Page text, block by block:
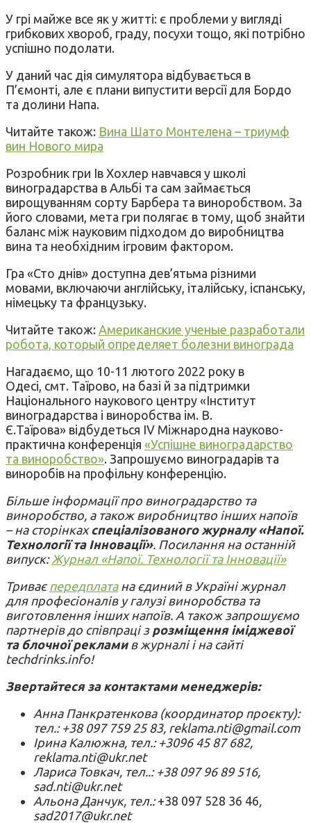
У грі майже все як у житті: є проблеми у вигляді
грибкових хвороб, граду, посухи тощо, які потрібно
успішно подолати.
У даний час дія симулятора відбувається в
П’ємонті, але є плани випустити версії для Бордо
та долини Напа.
Читайте також: Вина Шато Монтелена – триумф
вин Нового мира
Розробник гри Ів Хохлер навчався у школі
виноградарства в Альбі та сам займається
вирощуванням сорту Барбера та виноробством. За
його словами, мета гри полягає в тому, щоб знайти
баланс між науковим підходом до виробництва
вина та необхідним ігровим фактором.
Гра «Сто днів» доступна дев’ятьма різними
мовами, включаючи англійську, італійську, іспанську,
німецьку та французьку.
Читайте також: Американские ученые разработали
робота, который определяет болезни винограда
Нагадаємо, що 10-11 лютого 2022 року в
Одесі, смт. Таїрово, на базі й за підтримки
Національного наукового центру «Інститут
виноградарства і виноробства ім. В.
Є.Таїрова» відбудеться IV Міжнародна науково-
практична конференція «Успішне виноградарство
та виноробство». Запрошуємо виноградарів та
виноробів на профільну конференцію.
Більше інформації про виноградарство та
виноробство, а також виробництво інших напоїв
– на сторінкахспеціалізованого журналу «Напої.
Технології та Інновації». Посилання на останній
випуск: Журнал «Напої. Технології та Інновації»
Триває передплатана єдиний в Україні журнал
для професіоналів у галузі виноробства та
виготовлення інших напоїв. А також запрошуємо
партнерів до співпраці зрозміщення іміджевої
та блочної рекламив журналі і на сайті
techdrinks.info!
Звертайтеся за контактами менеджерів:
Анна Панкратенкова (координатор проєкту):
тел.: +38 097 759 25 83, reklama.nti@gmail.com
Ірина Калюжна, тел.: +3096 45 87 682,
reklama.nti@ukr.net
Лариса Товкач, тел..: +38 097 96 89 516,
sad.nti@ukr.net
Альона Данчук, тел.:+38 097 528 36 46
sad2017@ukr.net